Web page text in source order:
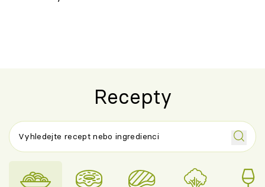
Recepty